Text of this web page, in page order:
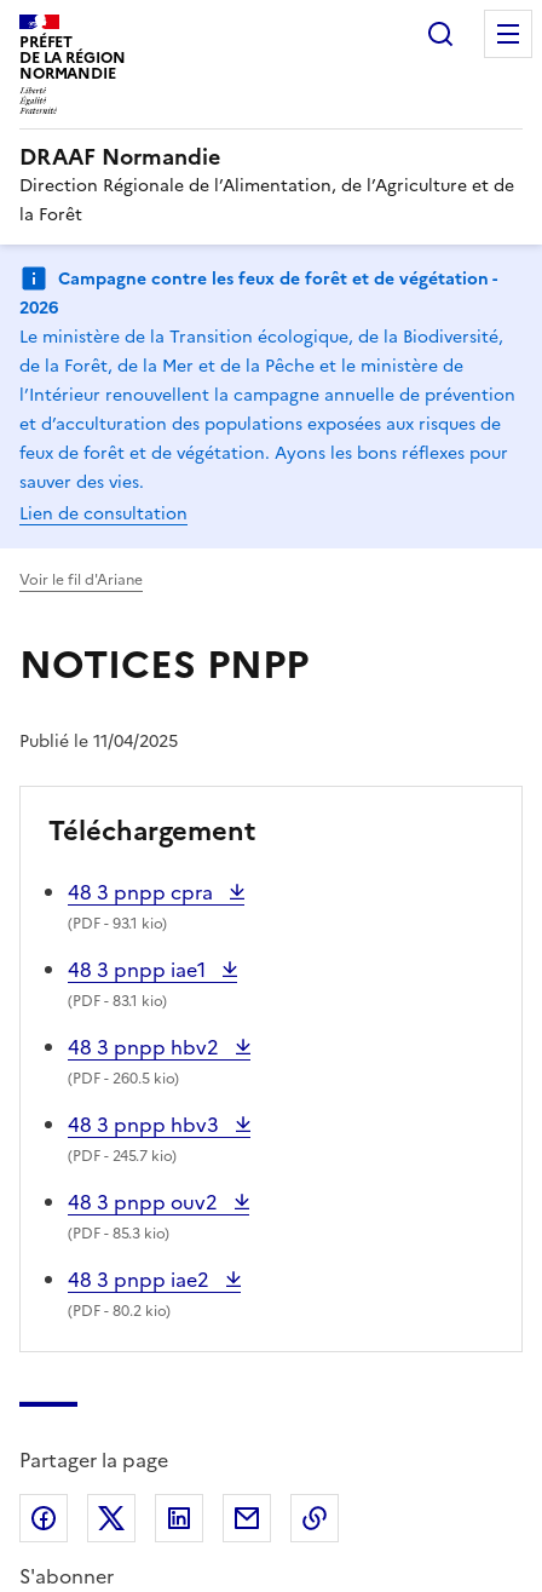
PRÉFET
DE LA RÉGION
NORMANDIE
DRAAF Normandie
Direction Régionale de l’Alimentation, de l’Agriculture et de
la Forêt
Campagne contre les feux de forêt et de végétation -
2026
Le ministère de la Transition écologique, de la Biodiversité,
de la Forêt, de la Mer et de la Pêche et le ministère de
l’Intérieur renouvellent la campagne annuelle de prévention
et d’acculturation des populations exposées aux risques de
feux de forêt et de végétation. Ayons les bons réflexes pour
sauver des vies.
Lien de consultation
Voir le fil d'Ariane
NOTICES PNPP
Publié le 11/04/2025
Téléchargement
48 3 pnpp cpra
(PDF- 93.1 kio)
48 3 pnpp iae1
(PDF- 83.1 kio)
48 3 pnpp hbv2
(PDF- 260.5 kio)
48 3 pnpp hbv3
(PDF- 245.7 kio)
48 3 pnpp ouv2
(PDF- 85.3 kio)
48 3 pnpp iae2
(PDF- 80.2 kio)
Partager la page
Partager sur Facebook
Partager sur X (anciennement Twitter)
Partager sur LinkedIn
Partager par email
S'abonner